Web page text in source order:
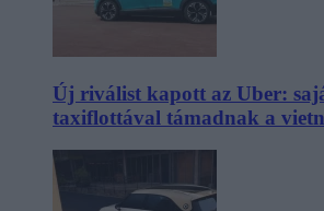
Új riválist kapott az Uber:
taxiflottával támadnak a